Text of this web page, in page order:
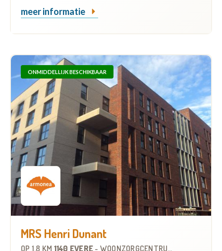
meer informatie
ONMIDDELLIJK BESCHIKBAAR
MRS Henri Dunant
OP 1.8 KM 1140 EVERE - WOONZORGCENTRUM (WZC)